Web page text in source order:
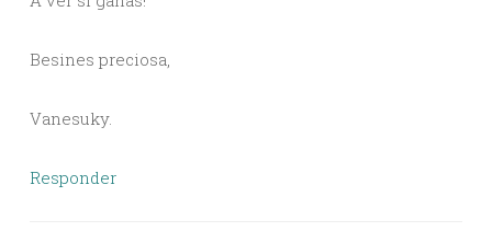
Besines preciosa,
Vanesuky.
Responder